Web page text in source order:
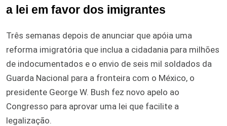
a lei em favor dos imigrantes
Três semanas depois de anunciar que apóia uma
reforma imigratória que inclua a cidadania para milhões
de indocumentados e o envio de seis mil soldados da
Guarda Nacional para a fronteira com o México, o
presidente George W. Bush fez novo apelo ao
Congresso para aprovar uma lei que facilite a
legalização.